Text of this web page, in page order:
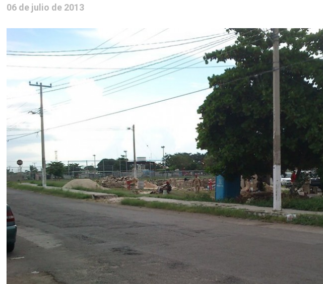
06 de julio de 2013